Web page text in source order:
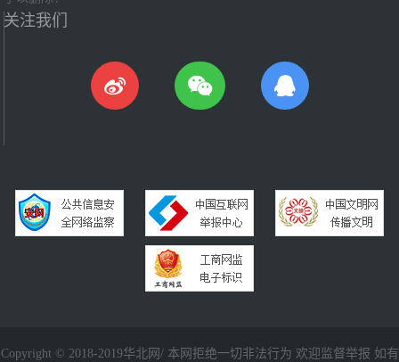
关注我们
Copyright © 2018-2019华北网/ 本网拒绝一切非法行为 欢迎监督举报 如有